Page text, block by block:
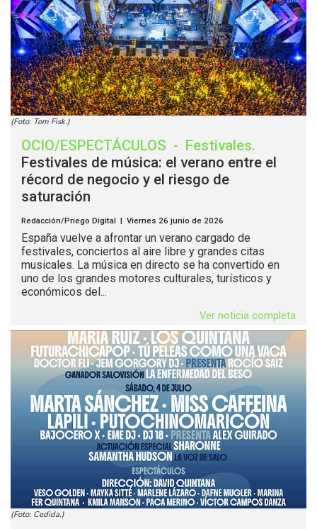
(Foto: Tom Fisk.)
OCIO/ESPECTÁCULOS - Festivales.
Festivales de música: el verano entre el
récord de negocio y el riesgo de
saturación
Redacción/Priego Digital | Viernes 26 junio de 2026
España vuelve a afrontar un verano cargado de
festivales, conciertos al aire libre y grandes citas
musicales. La música en directo se ha convertido en
uno de los grandes motores culturales, turísticos y
económicos del...
Ver noticia completa
(Foto: Cedida.)